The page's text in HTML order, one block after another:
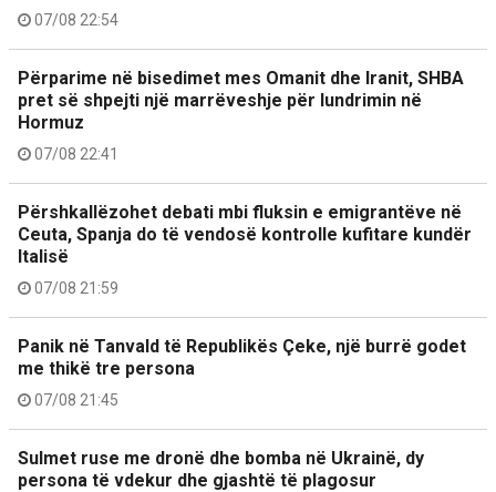
07/08 22:54
Përparime në bisedimet mes Omanit dhe Iranit, SHBA
pret së shpejti një marrëveshje për lundrimin në
Hormuz
07/08 22:41
Përshkallëzohet debati mbi fluksin e emigrantëve në
Ceuta, Spanja do të vendosë kontrolle kufitare kundër
Italisë
07/08 21:59
Panik në Tanvald të Republikës Çeke, një burrë godet
me thikë tre persona
07/08 21:45
Sulmet ruse me dronë dhe bomba në Ukrainë, dy
persona të vdekur dhe gjashtë të plagosur